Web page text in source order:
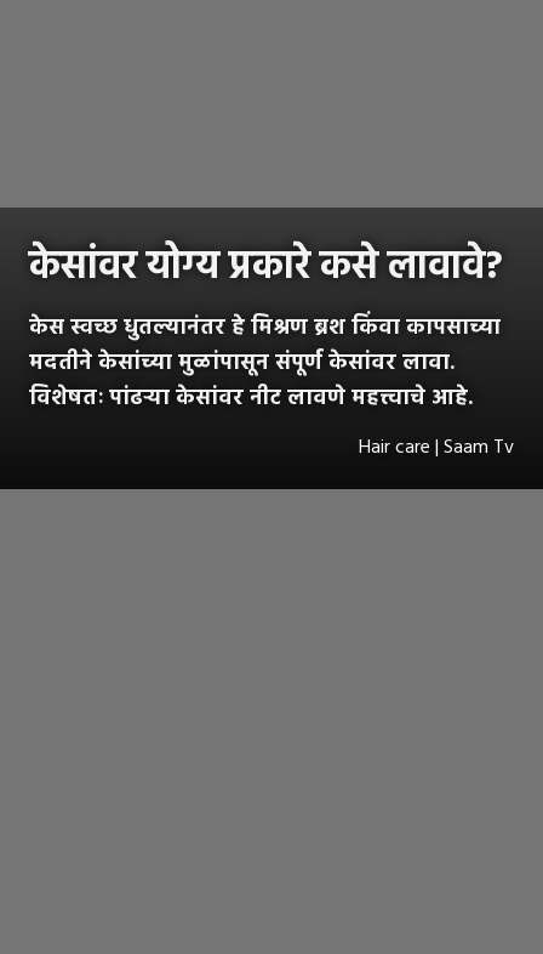
केसांवर योग्य प्रकारे कसे लावावे?
केस स्वच्छ धुतल्यानंतर हे मिश्रण ब्रश किंवा कापसाच्या
मदतीने केसांच्या मुळांपासून संपूर्ण केसांवर लावा.
विशेषतः पांढऱ्या केसांवर नीट लावणे महत्त्वाचे आहे.
Hair care | Saam Tv